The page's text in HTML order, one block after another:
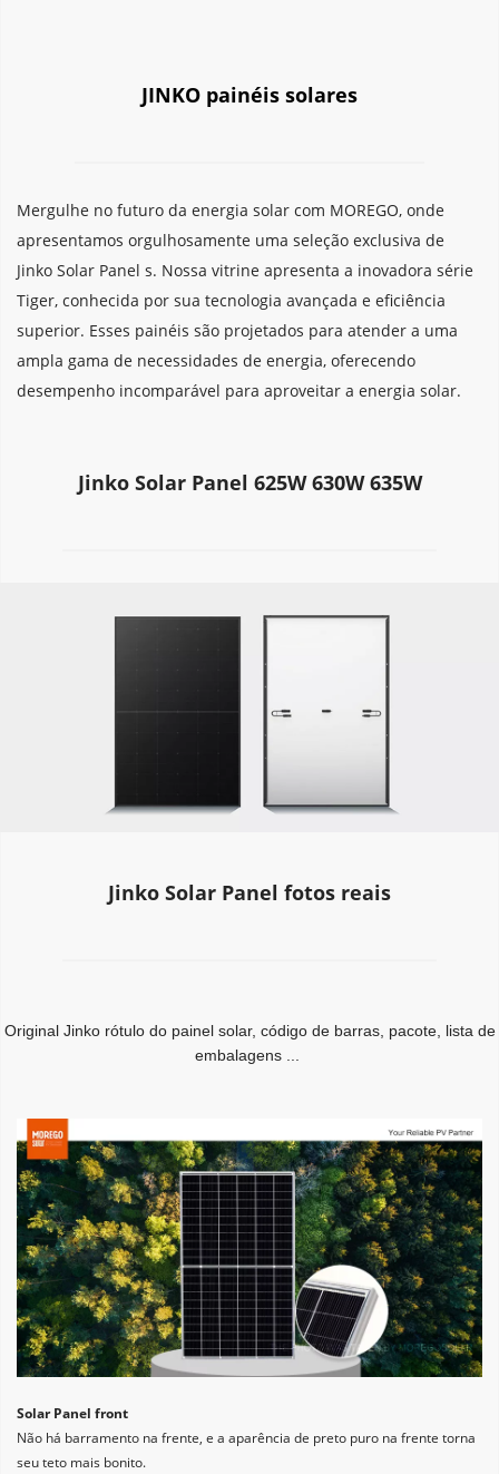
JINKO painéis solares
Mergulhe no futuro da energia solar com MOREGO, onde
apresentamos orgulhosamente uma seleção exclusiva de
Jinko Solar Panel s. Nossa vitrine apresenta a inovadora série
Tiger, conhecida por sua tecnologia avançada e eficiência
superior. Esses painéis são projetados para atender a uma
ampla gama de necessidades de energia, oferecendo
desempenho incomparável para aproveitar a energia solar.
Jinko Solar Panel 625W 630W 635W
Jinko Solar Panel fotos reais
Original Jinko rótulo do painel solar, código de barras, pacote, lista de
embalagens ...
Solar Panel front
Não há barramento na frente, e a aparência de preto puro na frente torna
seu teto mais bonito.